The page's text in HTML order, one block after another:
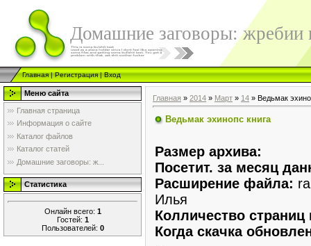
Домашние заговоры: жребии
Главная|Регистрация|Вход
Меню сайта
Главная страница
Информация о сайте
Каталог файлов
Каталог статей
Домашние заговоры: ж...
Статистика
Онлайн всего: 1
Гостей: 1
Пользователей: 0
Главная » 2014 » Март » 14 » Ведьмак
Ведьмак эхинопс книга
Размер архива:
Посетит. за месяц
Расширение файла:
Илья
Колличество
Когда скачка